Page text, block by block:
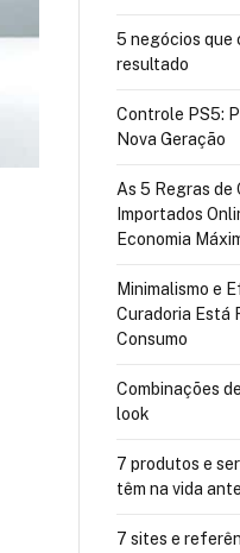
5 negócios que
resultado
Controle PS5:
Nova Geração
As 5 Regras de
Importados
Economia
Minimalismo e
Curadoria Está
Consumo
Combinações
look
7 produtos e
têm na vida
7 sites e